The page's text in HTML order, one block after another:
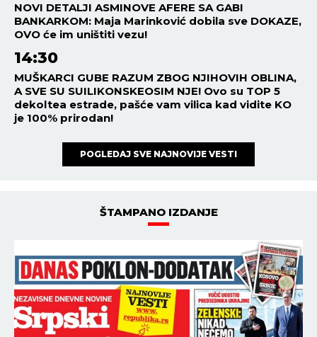
NOVI DETALJI ASMINOVE AFERE SA GABI
BANKARKOM: Maja Marinković dobila sve DOKAZE,
OVO će im uništiti vezu!
14:30
MUŠKARCI GUBE RAZUM ZBOG NJIHOVIH OBLINA,
A SVE SU SUILIKONSKEOSIM NJE! Ovo su TOP 5
dekoltea estrade, pašće vam vilica kad vidite KO
je 100% prirodan!
POGLEDAJ SVE NAJNOVIJE VESTI
ŠTAMPANO IZDANJE